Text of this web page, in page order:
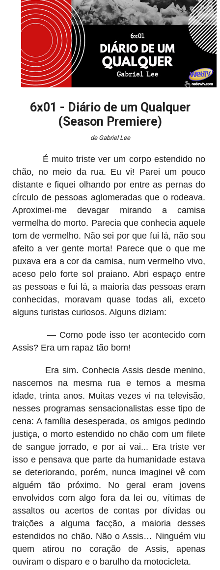
6x01 - Diário de um Qualquer
(Season Premiere)
de Gabriel Lee
É muito triste ver um corpo estendido no
chão, no meio da rua. Eu vi! Parei um pouco
distante e fiquei olhando por entre as pernas do
círculo de pessoas aglomeradas que o rodeava.
Aproximei-me devagar mirando a camisa
vermelha do morto. Parecia que conhecia aquele
tom de vermelho. Não sei por que fui lá, não sou
afeito a ver gente morta! Parece que o que me
puxava era a cor da camisa, num vermelho vivo,
aceso pelo forte sol praiano. Abri espaço entre
as pessoas e fui lá, a maioria das pessoas eram
conhecidas, moravam quase todas ali, exceto
alguns turistas curiosos. Alguns diziam:
— Como pode isso ter acontecido com
Assis? Era um rapaz tão bom!
Era sim. Conhecia Assis desde menino,
nascemos na mesma rua e temos a mesma
idade, trinta anos. Muitas vezes vi na televisão,
nesses programas sensacionalistas esse tipo de
cena: A família desesperada, os amigos pedindo
justiça, o morto estendido no chão com um filete
de sangue jorrado, e por aí vai... Era triste ver
isso e pensava que parte da humanidade estava
se deteriorando, porém, nunca imaginei vê com
alguém tão próximo. No geral eram jovens
envolvidos com algo fora da lei ou, vítimas de
assaltos ou acertos de contas por dívidas ou
traições a alguma facção, a maioria desses
estendidos no chão. Não o Assis… Ninguém viu
quem atirou no coração de Assis, apenas
ouviram o disparo e o barulho da motocicleta.